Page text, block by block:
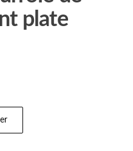
plate